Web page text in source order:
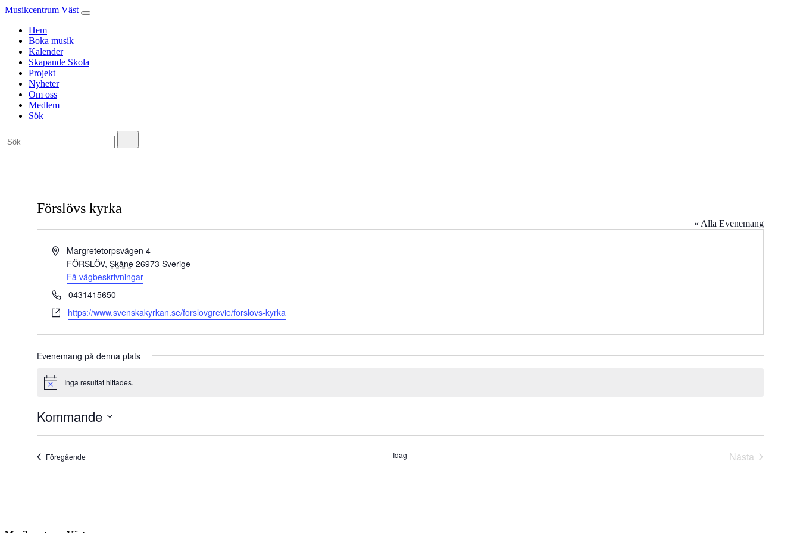
Musikcentrum Väst
Hem
Boka musik
Kalender
Skapande Skola
Projekt
Nyheter
Om oss
Medlem
Sök
Förslövs kyrka
« Alla Evenemang
AdressMargretetorpsvägen 4
FÖRSLÖV, Skåne 26973 Sverige
Få vägbeskrivningar
Telefonnummer
0431415650
Websitehttps://www.svenskakyrkan.se/forslovgrevie/forslovs-kyrka
Evenemang på denna plats
Notis Inga resultat hittades.
Kommande
FöregåendeEvenemang Idag
Nästa